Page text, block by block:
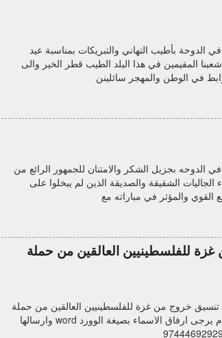
الدوحة بأطيب التهاني والتبريكات بمناسبة عيد
المقيمين في هذا البلد الطيب قطر الخير والى
في الوطن والمهجر سائلينن
الدوحه بجزيل الشكر والامتنان للجمهور الرائع من
الجاليات الشقيقة والصديقة الذين لم يبخلوا على
القوي والمؤثر في مباراته مع
للفلسطينيين العالقين من حملة
خروج من غزة للفلسطينيين العالقين من حملة
الاقامات وتأشيرات الاستقدام‎ يرجى ارفاق الاسماء بصيغة الوورد word وارسالها